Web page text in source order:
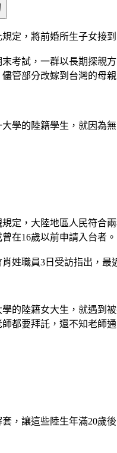
定，將前婚所生子女接
考試，一群以長期探親
管部分改嫁到台灣的母
學的陸籍學生，就因為
定，大陸地區人民符合
在16歲以前申請入台者。
姓職員3日受訪指出，最
的陸籍女大生，就遇到
都要拜託，還不知老師通
，讓這些陸生年滿20歲